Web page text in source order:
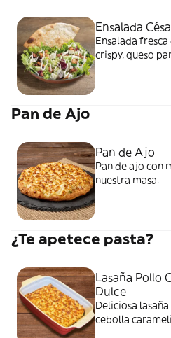
Ensalada
Ensalada
crispy, queso
Pan de Ajo
Pan de Ajo
Pan de ajo con
nuestra masa.
¿Te apetece pasta?
Lasaña Pollo
Dulce
Deliciosa
cebolla